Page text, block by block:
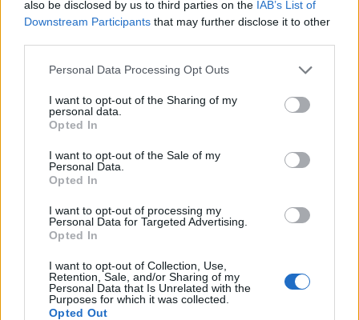
also be disclosed by us to third parties on the IAB’s List of
Downstream Participants that may further disclose it to other
Personal Data Processing Opt Outs
I want to opt-out of the Sharing of my
personal data.
Opted In
I want to opt-out of the Sale of my
Personal Data.
Opted In
I want to opt-out of processing my
Personal Data for Targeted Advertising.
Opted In
I want to opt-out of Collection, Use,
Retention, Sale, and/or Sharing of my
Personal Data that Is Unrelated with the
Purposes for which it was collected.
Opted Out
Opozorilo:Po 297. členu Kazenskega zakonika je
rasističnimi, diskriminatornimi ali nezakonitimi vsebinami
Prihajajoči dogodki
AVG
9
Odiseja
19:00
9 10:00
AVG
9
Tačke na patrulji: Dino-film
16:00